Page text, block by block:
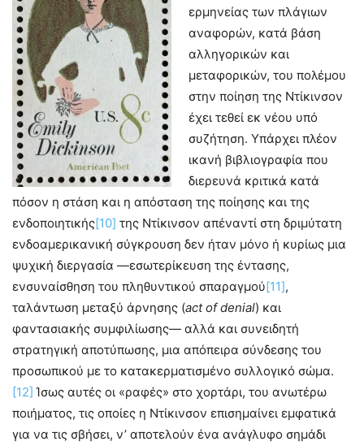
ερμηνείας των πλάγιων
αναφορών, κατά βάση
αλληγορικών και
μεταφορικών, του πολέμου
στην ποίηση της Ντίκινσον
έχει τεθεί εκ νέου υπό
συζήτηση. Υπάρχει πλέον
ικανή βιβλιογραφία που
διερευνά κριτικά κατά
πόσον η στάση και η απόσταση της ποίησης και της
ενδοποιητικής[10] της Ντίκινσον απέναντί στη δριμύτατη
ενδοαμερικανική σύγκρουση δεν ήταν μόνο ή κυρίως μια
ψυχική διεργασία —εσωτερίκευση της έντασης,
ενσυναίσθηση του πληθυντικού σπαραγμού[11],
ταλάντωση μεταξύ άρνησης (actofdenial) και
φαντασιακής συμφιλίωσης— αλλά και συνειδητή
στρατηγική αποτύπωσης, μια απόπειρα σύνδεσης του
προσωπικού με το κατακερματισμένο συλλογικό σώμα.
[12] Ίσως αυτές οι «ραφές» στο χορτάρι, του ανωτέρω
ποιήματος, τις οποίες η Ντίκινσον επισημαίνει εμφατικά
για να τις σβήσει, ν’ αποτελούν ένα ανάγλυφο σημάδι